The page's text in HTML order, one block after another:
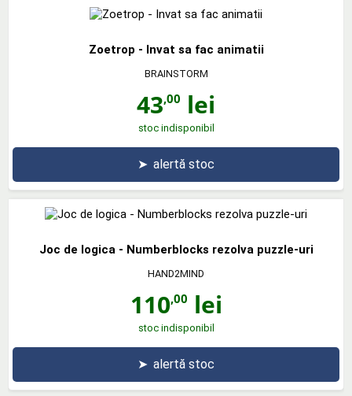
Zoetrop - Invat sa fac animatii
BRAINSTORM
43,00 lei
stoc indisponibil
➤ alertă stoc
Joc de logica - Numberblocks rezolva puzzle-uri
HAND2MIND
110,00 lei
stoc indisponibil
➤ alertă stoc